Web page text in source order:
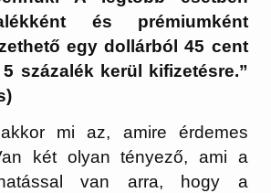
és prémiumként
egy dollárból 45 cent
százalék kerül kifizetésre.”
mi az, amire érdemes
két olyan tényező, ami a
hatással van arra, hogy a